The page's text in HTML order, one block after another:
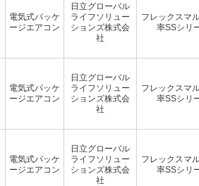
電気式パッケ
ージエアコン
日立グローバル
ライフソリュー
ションズ株式会
社
フレックスマ
率SSシリ
電気式パッケ
ージエアコン
日立グローバル
ライフソリュー
ションズ株式会
社
フレックスマ
率SSシリ
電気式パッケ
ージエアコン
日立グローバル
ライフソリュー
ションズ株式会
社
フレックスマ
率SSシリ